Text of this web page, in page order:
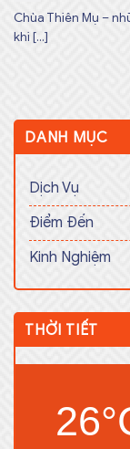
Chùa Thiên Mụ –
khi [...]
DANH MỤC
Dịch Vụ
Điểm Đến
Kinh Nghiệm
THỜI TIẾT